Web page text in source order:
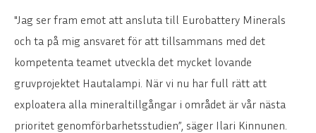
"Jag ser fram emot att ansluta till Eurobattery Minerals
och ta på mig ansvaret för att tillsammans med det
kompetenta teamet utveckla det mycket lovande
gruvprojektet Hautalampi. När vi nu har full rätt att
exploatera alla mineraltillgångar i området är vår nästa
prioritet genomförbarhetsstudien”, säger Ilari Kinnunen.